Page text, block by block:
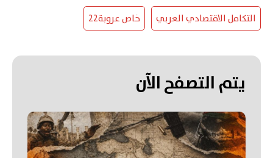
التكامل الاقتصادي العربي خاص عروبة22
يتم التصفح الآن